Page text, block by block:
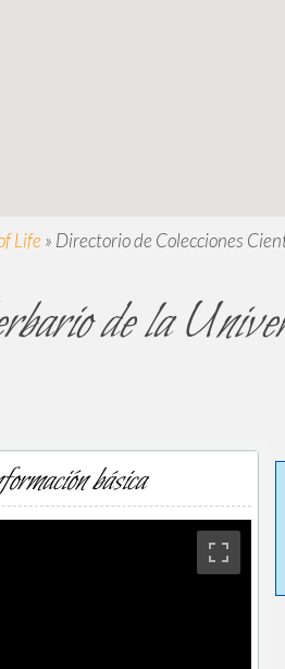
Life » Directorio de Colecciones
de la
básica